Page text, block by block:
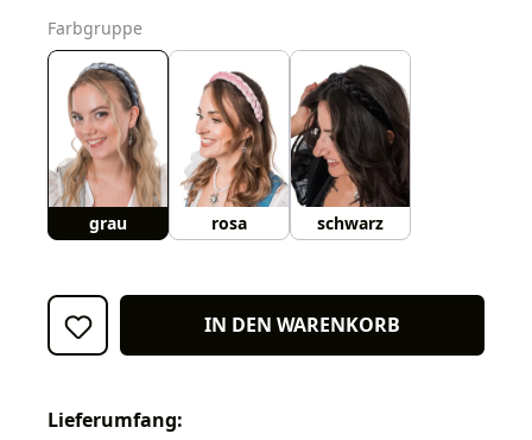
Farbgruppe
grau rosa schwarz
IN DEN WARENKORB
Lieferumfang: